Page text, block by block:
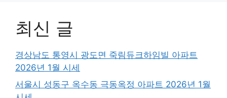
최신 글
경상남도 통영시 광도면 죽림듀크하임빌 아파트
2026년 1월 시세
서울시 성동구 옥수동 극동옥정 아파트 2026년 1월